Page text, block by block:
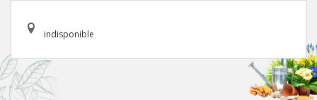
indisponible